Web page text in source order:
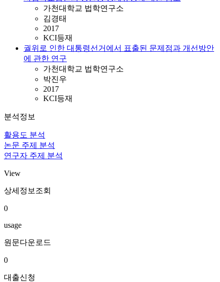
가천대학교 법학연구소
김경태
2017
KCI등재
궐위로 인한 대통령선거에서 표출된 문제점과 개선방안
에 관한 연구
가천대학교 법학연구소
박진우
2017
KCI등재
분석정보
활용도 분석
논문 주제 분석
연구자 주제 분석
View
상세정보조회
0
usage
원문다운로드
0
대출신청